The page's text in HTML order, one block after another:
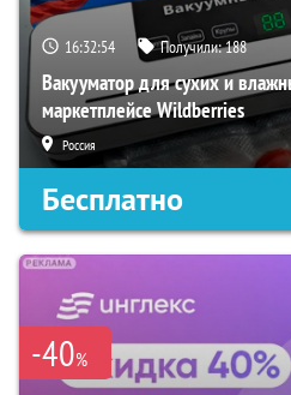
16:32:53 Получили:188
Вакууматор для сухих и
маркетплейсе Wildberries
Россия
Бесплатно
-40%